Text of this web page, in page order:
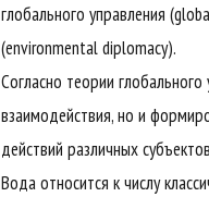
глобального управления
(environmental diplomacy).
Согласно теории
взаимодействия, но и
действий различных
Вода относится к числу